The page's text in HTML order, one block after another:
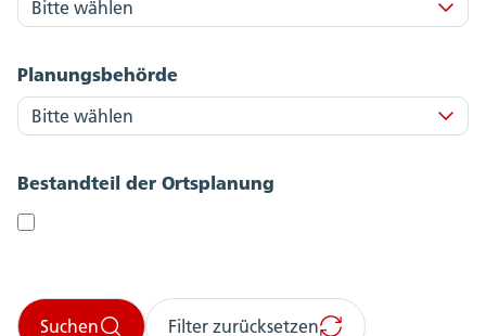
Planungsbehörde
Bestandteil der Ortsplanung
Suchen Filter zurücksetzen